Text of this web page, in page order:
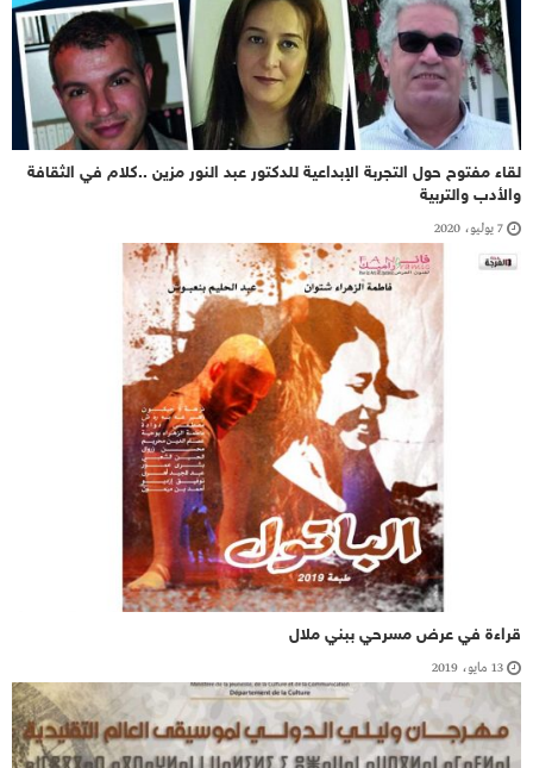
لقاء مفتوح حول التجربة الإبداعية للدكتور عبد النور مزين ..كلام في الثقافة
والأدب والتربية
7 يوليو، 2020
قراءة في عرض مسرحي ببني ملال
13 مايو، 2019